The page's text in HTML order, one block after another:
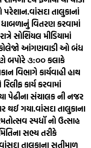
પરેશાન.વાંસદા તાલુકાનાં
વિતરણ કરવામાં
સોશિયલ મીડિયામાં
કોલેજો આંગણવાડી ઓ બંધ
બપોરે ૩:૦૦ કલાકે
વિભાગે કાર્યવાહી હાથ
કાર્ય કરવામાં
પેઢીના સંચાલક ની નજર
થઈ ગયા.વાંસદા તાલુકાના
સ્પધૉ નો ઉત્સાહ
સભ્ય તરીકે
તાલુકાના સતીમાળ